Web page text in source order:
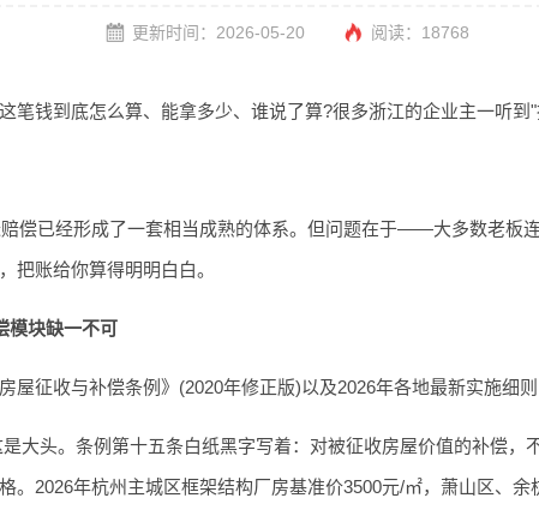
更新时间：2026-05-20 阅读： 18768
笔钱到底怎么算、能拿多少、谁说了算?很多浙江的企业主一听到"
偿已经形成了一套相当成熟的体系。但问题在于——大多数老板
把账给你算得明明白白。
模块缺一不可
屋征收与补偿条例》(2020年修正版)以及2026年各地最新实施细则
大头。条例第十五条白纸黑字写着：对被征收房屋价值的补偿，
。2026年杭州主城区框架结构厂房基准价3500元/㎡，萧山区、余